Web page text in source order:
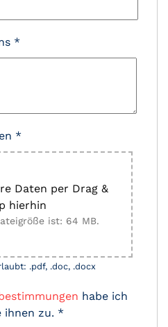
*
*
Daten per Drag &
hierhin
ist: 64 MB.
.pdf, .doc, .docx
habe ich
ihnen zu. *